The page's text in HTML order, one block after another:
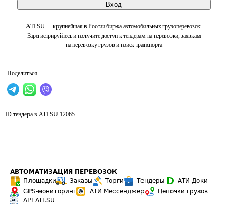
Вход
ATI.SU — крупнейшая в России биржа автомобильных грузоперевозок.
Зарегистрируйтесь и получите доступ к тендерам на перевозки, заявкам
на перевозку грузов и поиск транспорта
Поделиться
ID тендера в ATI.SU 12065
АВТОМАТИЗАЦИЯ ПЕРЕВОЗОК
Площадки
Заказы Торги Тендеры
АТИ-Доки
GPS-мониторинг
АТИ Мессенджер
Цепочки грузов
API ATI.SU